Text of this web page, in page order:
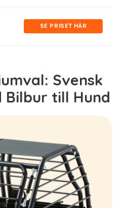
SE PRISET HÄR
Svensk
Bilbur till Hund